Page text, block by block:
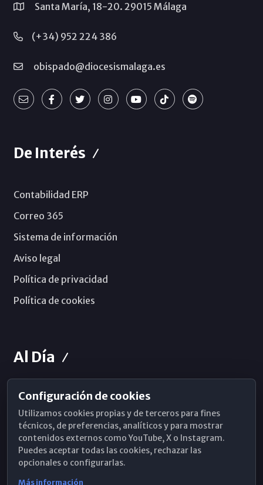
Santa María, 18-20. 29015 Málaga
(+34) 952 224 386
obispado@diocesismalaga.es
De Interés
Contabilidad ERP
Correo 365
Sistema de información
Aviso legal
Política de privacidad
Política de cookies
Al Día
Horarios de Misa
Hemeroteca
WhatsApp
Configuración de cookies
Utilizamos cookies propias y de terceros para fines
técnicos, de preferencias, analíticos y para mostrar
contenidos externos como YouTube, X o Instagram.
Puedes aceptar todas las cookies, rechazar las
opcionales o configurarlas.
Más información